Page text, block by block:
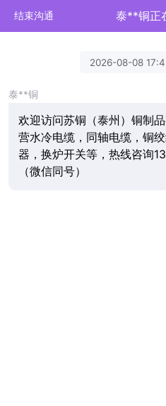
结束沟通 泰**铜正
2026-08-08
泰**铜
欢迎访问苏铜（泰州）铜制
营水冷电缆，同轴电缆，铜
器，换炉开关等，热线咨询
（微信同号）